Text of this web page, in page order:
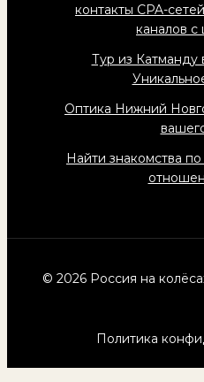
контакты CPA-
каналов с
Тур из Катманду
Оптика Нижний
Найти знакомства
© 2026 Россия на
Политика